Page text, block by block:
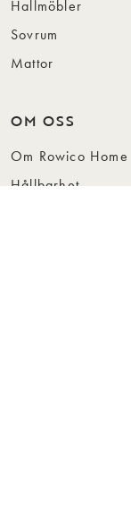
Hallmöbler
Sovrum
Mattor
OM OSS
Om Rowico Home
Hållbarhet